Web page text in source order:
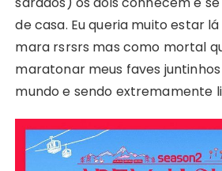
de casa. Eu queria muito estar
mara rsrsrs mas como mortal
maratonar meus faves
mundo e sendo extremamente